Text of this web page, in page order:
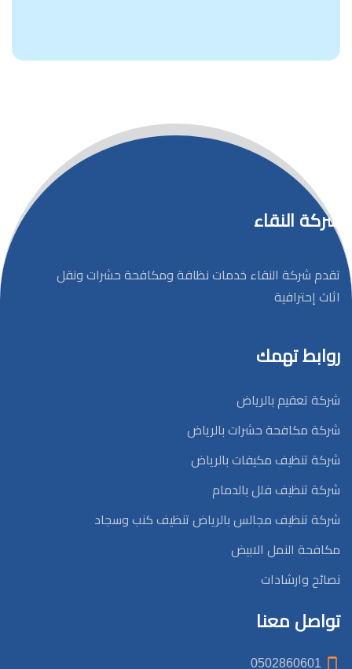
شركة النقاء
تقدم شركة النقاء خدمات نظافة ومكافحة حشرات ونقل
اثاث إحترافية
روابط تهمك
شركة تعقيم بالرياض
شركة مكافحة حشرات بالرياض
شركة تنظيف مكيفات بالرياض
شركة تنظيف فلل بالدمام
شركة تنظيف مجالس بالرياض تنظيف كنب وسجاد
مكافحة النمل الابيض
نصائح وارشادات
تواصل معنا